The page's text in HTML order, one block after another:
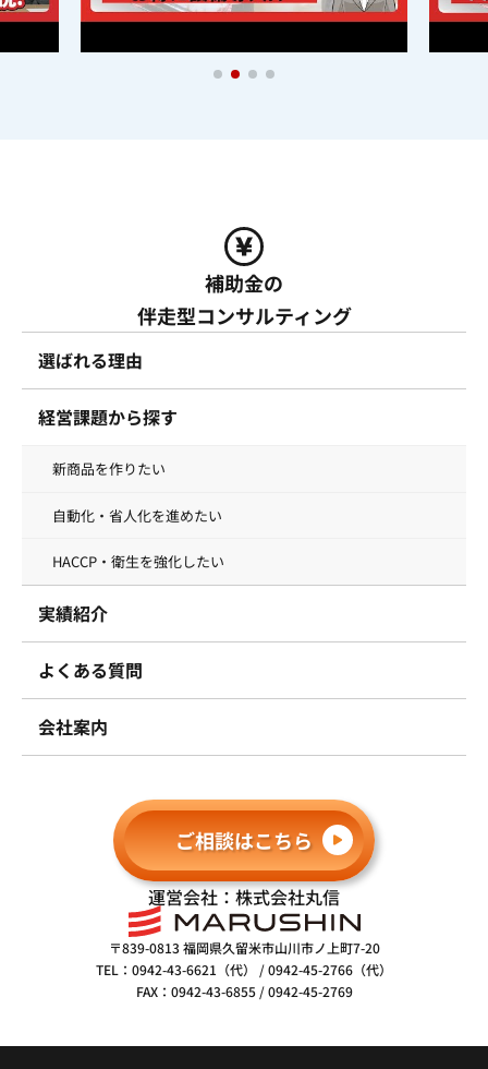
補助金の
伴走型コンサルティング
選ばれる理由
経営課題から探す
新商品を作りたい
自動化・省人化を進めたい
HACCP・衛生を強化したい
実績紹介
よくある質問
会社案内
ご相談はこちら
運営会社：株式会社丸信
〒839-0813 福岡県久留米市山川市ノ上町7-20
TEL：0942-43-6621（代） / 0942-45-2766（代）
FAX：0942-43-6855 / 0942-45-2769